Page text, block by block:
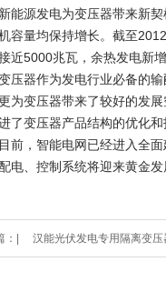
源发电为变压器带来新契
容量均保持增长。截至
近5000兆瓦，余热发电新
器作为发电行业必备的输
为变压器带来了较好的发
了变压器产品结构的优化
，智能电网已经进入全面
电、控制系统将迎来黄金
| 汉能光伏发电专用隔离变